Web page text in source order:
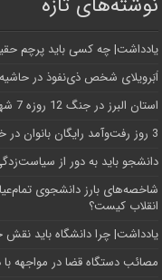
یادداشت| ‌چه کسی باید پرچم
اَبَر‌ویلای شخص ذی‌نفوذ در
استان البرز در جنگ 12 روزه 7 شهید دانشجو تقدیم انقلاب کرد
3 روز رفت‌وآمد رایگان بانوان در خطوط اتوبوسرانی شهری کرج
دانشجو باید به دور از
شاخصه‌های بارز دانشجوی
انقلاب کیست؟
یادداشت| چرا دانشگاه باید نقش
مصائب دستگاه قضا در مواجهه